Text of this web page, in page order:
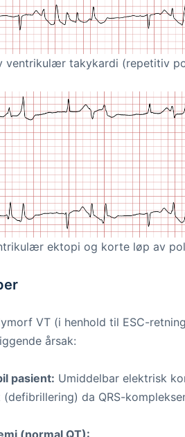
ventrikulær takykardi (repetitiv
ektopi og korte løp av
VT (i henhold til ESC-
årsak:
pasient: Umiddelbar elektrisk
(defibrillering) da QRS-
(normal QT):